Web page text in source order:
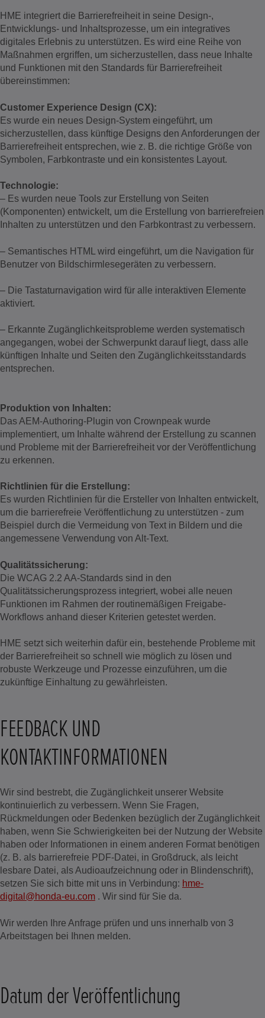
HME integriert die Barrierefreiheit in seine Design-,
Entwicklungs- und Inhaltsprozesse, um ein integratives
digitales Erlebnis zu unterstützen. Es wird eine Reihe von
Maßnahmen ergriffen, um sicherzustellen, dass neue Inhalte
und Funktionen mit den Standards für Barrierefreiheit
übereinstimmen:
Customer Experience Design (CX):
Es wurde ein neues Design-System eingeführt, um
sicherzustellen, dass künftige Designs den Anforderungen der
Barrierefreiheit entsprechen, wie z. B. die richtige Größe von
Symbolen, Farbkontraste und ein konsistentes Layout.
Technologie:
– Es wurden neue Tools zur Erstellung von Seiten
(Komponenten) entwickelt, um die Erstellung von barrierefreien
Inhalten zu unterstützen und den Farbkontrast zu verbessern.
– Semantisches HTML wird eingeführt, um die Navigation für
Benutzer von Bildschirmlesegeräten zu verbessern.
– Die Tastaturnavigation wird für alle interaktiven Elemente
aktiviert.
– Erkannte Zugänglichkeitsprobleme werden systematisch
angegangen, wobei der Schwerpunkt darauf liegt, dass alle
künftigen Inhalte und Seiten den Zugänglichkeitsstandards
entsprechen.
Produktion von Inhalten:
Das AEM-Authoring-Plugin von Crownpeak wurde
implementiert, um Inhalte während der Erstellung zu scannen
und Probleme mit der Barrierefreiheit vor der Veröffentlichung
zu erkennen.
Richtlinien für die Erstellung:
Es wurden Richtlinien für die Ersteller von Inhalten entwickelt,
um die barrierefreie Veröffentlichung zu unterstützen - zum
Beispiel durch die Vermeidung von Text in Bildern und die
angemessene Verwendung von Alt-Text.
Qualitätssicherung:
Die WCAG 2.2 AA-Standards sind in den
Qualitätssicherungsprozess integriert, wobei alle neuen
Funktionen im Rahmen der routinemäßigen Freigabe-
Workflows anhand dieser Kriterien getestet werden.
HME setzt sich weiterhin dafür ein, bestehende Probleme mit
der Barrierefreiheit so schnell wie möglich zu lösen und
robuste Werkzeuge und Prozesse einzuführen, um die
zukünftige Einhaltung zu gewährleisten.
FEEDBACK UND
KONTAKTINFORMATIONEN
Wir sind bestrebt, die Zugänglichkeit unserer Website
kontinuierlich zu verbessern. Wenn Sie Fragen,
Rückmeldungen oder Bedenken bezüglich der Zugänglichkeit
haben, wenn Sie Schwierigkeiten bei der Nutzung der Website
haben oder Informationen in einem anderen Format benötigen
(z. B. als barrierefreie PDF-Datei, in Großdruck, als leicht
lesbare Datei, als Audioaufzeichnung oder in Blindenschrift),
setzen Sie sich bitte mit uns in Verbindung: hme-
digital@honda-eu.com . Wir sind für Sie da.
Wir werden Ihre Anfrage prüfen und uns innerhalb von 3
Arbeitstagen bei Ihnen melden.
Datum der Veröffentlichung